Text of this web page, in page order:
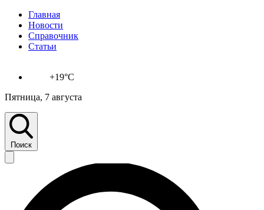
Главная
Новости
Справочник
Статьи
+19°C
Пятница, 7 августа
Поиск